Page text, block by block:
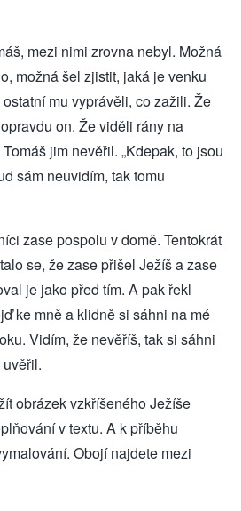
mezi nimi zrovna nebyl. Možná
možná šel zjistit, jaká je venku
mu vyprávěli, co zažili. Že
on. Že viděli rány na
jim nevěřil. „Kdepak, to jsou
sám neuvidím, tak tomu
zase pospolu v domě. Tentokrát
se, že zase přišel Ježíš a zase
je jako před tím. A pak řekl
ke mně a klidně si sáhni na mé
Vidím, že nevěříš, tak si sáhni
uvěřil.
obrázek vzkříšeného Ježíše
v textu. A k příběhu
Obojí najdete mezi